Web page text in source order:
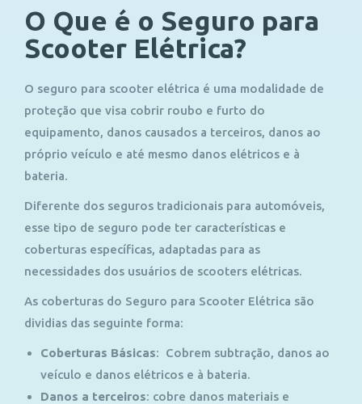
O Que é o Seguro para
Scooter Elétrica?
O seguro para scooter elétrica é uma modalidade de
proteção que visa cobrir roubo e furto do
equipamento, danos causados a terceiros, danos ao
próprio veículo e até mesmo danos elétricos e à
bateria.
Diferente dos seguros tradicionais para automóveis,
esse tipo de seguro pode ter características e
coberturas específicas, adaptadas para as
necessidades dos usuários de scooters elétricas.
As coberturas do Seguro para Scooter Elétrica são
dividias das seguinte forma:
Coberturas Básicas: Cobrem subtração, danos ao
veículo e danos elétricos e à bateria.
Danos a terceiros: cobre danos materiais e